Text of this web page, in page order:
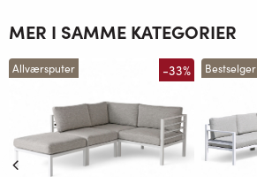
MER I SAMME KATEGORIER
Allværsputer -33% Bestselger